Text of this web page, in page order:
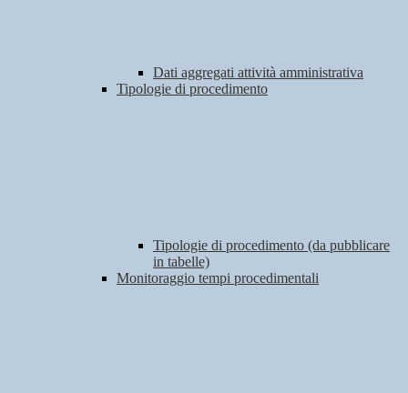
Dati aggregati attività amministrativa
Tipologie di procedimento
Tipologie di procedimento (da pubblicare
in tabelle)
Monitoraggio tempi procedimentali